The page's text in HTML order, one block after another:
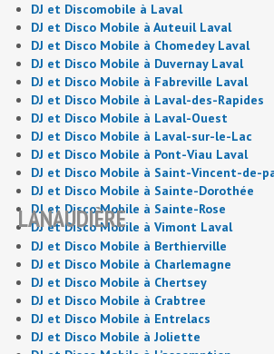
DJ et Discomobile à Laval
DJ et Disco Mobile à Auteuil Laval
DJ et Disco Mobile à Chomedey Laval
DJ et Disco Mobile à Duvernay Laval
DJ et Disco Mobile à Fabreville Laval
DJ et Disco Mobile à Laval-des-Rapides
DJ et Disco Mobile à Laval-Ouest
DJ et Disco Mobile à Laval-sur-le-Lac
DJ et Disco Mobile à Pont-Viau Laval
DJ et Disco Mobile à Saint-Vincent-de-
DJ et Disco Mobile à Sainte-Dorothée
DJ et Disco Mobile à Sainte-Rose
DJ et Disco Mobile à Vimont Laval
LANAUDIÈRE
DJ et Disco Mobile à Berthierville
DJ et Disco Mobile à Charlemagne
DJ et Disco Mobile à Chertsey
DJ et Disco Mobile à Crabtree
DJ et Disco Mobile à Entrelacs
DJ et Disco Mobile à Joliette